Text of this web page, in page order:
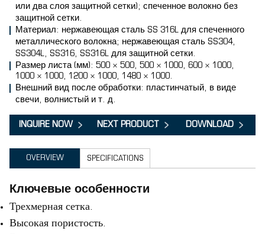
или два слоя защитной сетки); спеченное волокно без
защитной сетки.
Материал: нержавеющая сталь SS 316L для спеченного
металлического волокна; нержавеющая сталь SS304,
SS304L, SS316, SS316L для защитной сетки.
Размер листа (мм): 500 × 500, 500 × 1000, 600 × 1000,
1000 × 1000, 1200 × 1000, 1480 × 1000.
Внешний вид после обработки: пластинчатый, в виде
свечи, волнистый и т. д.
INQUIRE NOW NEXT PRODUCT DOWNLOAD
OVERVIEW SPECIFICATIONS
Ключевые особенности
Трехмерная сетка.
Высокая пористость.